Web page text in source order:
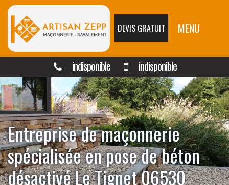
DEVIS GRATUIT MENU
indisponible indisponible
Entreprise de maçonnerie
spécialisée en pose de béton
désactivé Le Tignet 06530